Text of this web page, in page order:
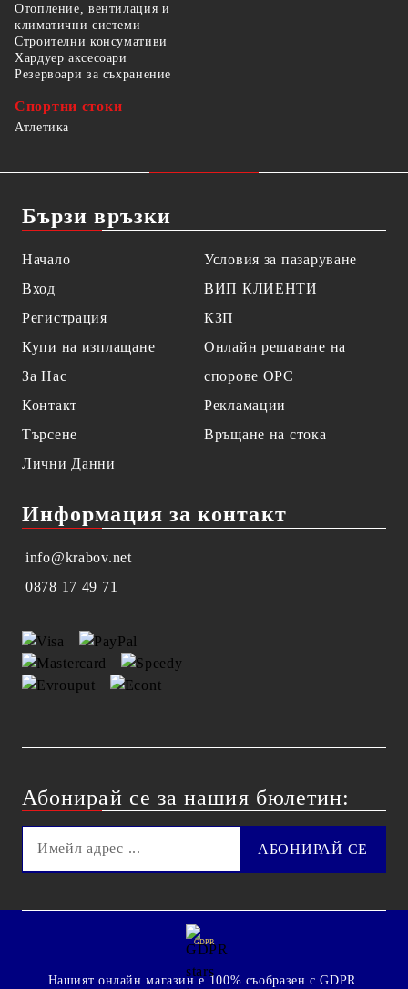
Отопление, вентилация и
климатични системи
Строителни консумативи
Хардуер аксесоари
Резервоари за съхранение
Спортни стоки
Атлетика
Бързи връзки
Начало
Вход
Регистрация
Купи на изплащане
За Нас
Контакт
Търсене
Лични Данни
Условия за пазаруване
ВИП КЛИЕНТИ
КЗП
Онлайн решаване на
спорове OPC
Рекламации
Връщане на стока
Информация за контакт
info@krabov.net
0878 17 49 71
Абонирай се за нашия бюлетин:
GDPR
Нашият онлайн магазин е 100% съобразен с GDPR.